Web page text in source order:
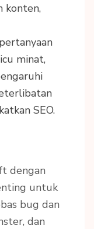
konten,
minat,
SEO.
dengan
untuk
bug dan
dan